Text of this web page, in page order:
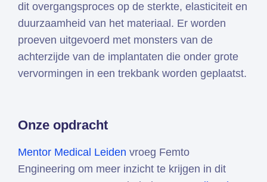
dit overgangsproces op de sterkte, elasticiteit en
duurzaamheid van het materiaal. Er worden
proeven uitgevoerd met monsters van de
achterzijde van de implantaten die onder grote
vervormingen in een trekbank worden geplaatst.
Onze opdracht
Mentor Medical Leiden vroeg Femto
Engineering om meer inzicht te krijgen in dit